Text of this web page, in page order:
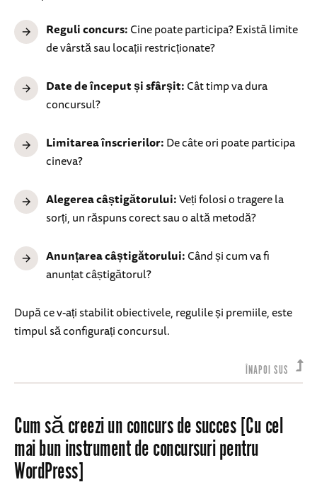
Reguli concurs:Cine poate participa? Există limite
de vârstă sau locații restricționate?
Date de început și sfârșit:Cât timp va dura
concursul?
Limitarea înscrierilor:De câte ori poate participa
cineva?
Alegerea câștigătorului:Veți folosi o tragere la
sorți, un răspuns corect sau o altă metodă?
Anunțarea câștigătorului:Când și cum va fi
anunțat câștigătorul?
După ce v-ați stabilit obiectivele, regulile și premiile, este
timpul să configurați concursul.
ÎNAPOI SUS
Cum să creezi un concurs de succes [Cu cel
mai bun instrument de concursuri pentru
WordPress]